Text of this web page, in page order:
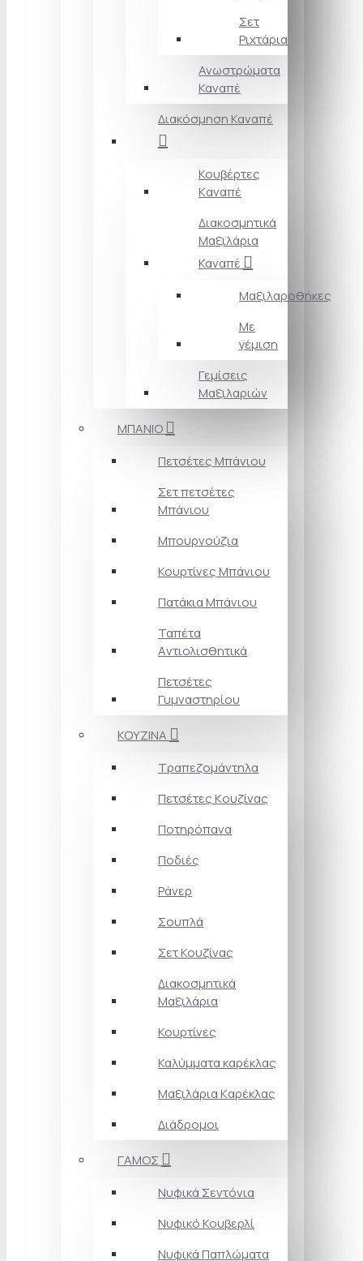
Σετ
Ριχτάρια
Ανωστρώματα
Καναπέ
Διακόσμηση Καναπέ
Κουβέρτες
Kαναπέ
Διακοσμητικά
Mαξιλάρια
Καναπέ
Μαξιλαροθήκες
Με
γέμιση
Γεμίσεις
Μαξιλαριών
ΜΠΑΝΙΟ
Πετσέτες Mπάνιου
Σετ πετσέτες
Mπάνιου
Μπουρνούζια
Κουρτίνες Mπάνιου
Πατάκια Mπάνιου
Ταπέτα
Aντιολισθητικά
Πετσέτες
Γυμναστηρίου
ΚΟΥΖΙΝΑ
Τραπεζομάντηλα
Πετσέτες Kουζίνας
Ποτηρόπανα
Ποδιές
Ράνερ
Σουπλά
Σετ Κουζίνας
Διακοσμητικά
Μαξιλάρια
Κουρτίνες
Καλύμματα καρέκλας
Μαξιλάρια Kαρέκλας
Διάδρομοι
ΓΑΜΟΣ
Νυφικά Σεντόνια
Νυφικό Κουβερλί
Νυφικά Παπλώματα